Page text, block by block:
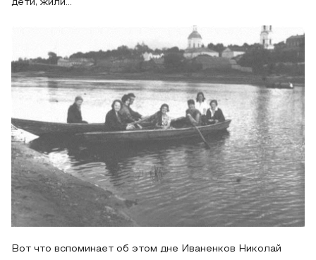
дети, жили…
Вот что вспоминает об этом дне Иваненков Николай